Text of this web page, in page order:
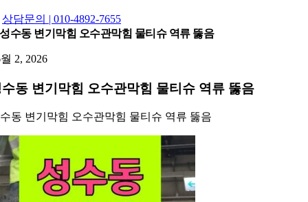
상담문의 | 010-4892-7655
성수동 변기막힘 오수관막힘 물티슈 역류 뚫음
2, 2026
동 변기막힘 오수관막힘 물티슈 역류 뚫음
동 변기막힘 오수관막힘 물티슈 역류 뚫음